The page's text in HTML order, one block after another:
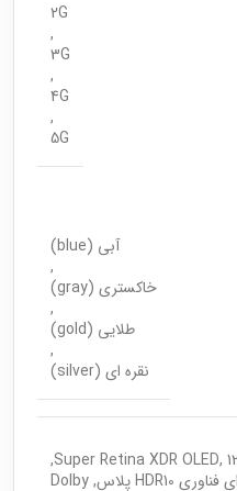
2G
,
3G
,
4G
,
5G
آبی (blue)
,
خاکستری (gray)
,
طلایی (gold)
,
نقره ای (silver)
Super Retina XDR OLED, 120Hz,
دارای فناوری HDR10 پلاس, Dolby